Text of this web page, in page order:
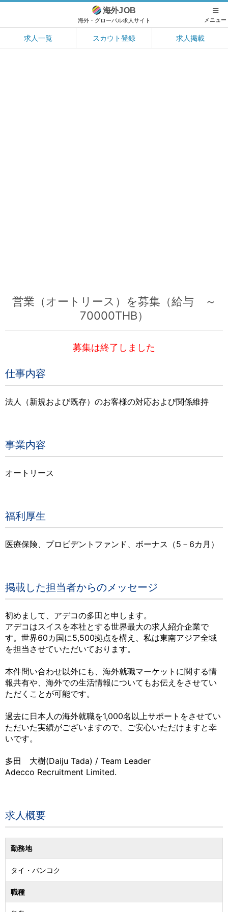
海外JOB
海外・グローバル求人サイト メニュー
求人一覧 スカウト登録 求人掲載
営業（オートリース）を募集（給与 ～
70000THB）
募集は終了しました
仕事内容
法人（新規および既存）のお客様の対応および関係維持
事業内容
オートリース
福利厚生
医療保険、プロビデントファンド、ボーナス（5－6カ月）
掲載した担当者からのメッセージ
初めまして、アデコの多田と申します。
アデコはスイスを本社とする世界最大の求人紹介企業で
す。世界60カ国に5,500拠点を構え、私は東南アジア全域
を担当させていただいております。
本件問い合わせ以外にも、海外就職マーケットに関する情
報共有や、海外での生活情報についてもお伝えをさせてい
ただくことが可能です。
過去に日本人の海外就職を1,000名以上サポートをさせてい
ただいた実績がございますので、ご安心いただけますと幸
いです。
多田 大樹(Daiju Tada) / Team Leader
Adecco Recruitment Limited.
求人概要
勤務地
タイ ・ バンコク
職種